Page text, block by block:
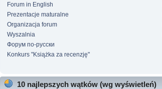
Forum in English
Prezentacje maturalne
Organizacja forum
Wyszalnia
Форум по-русски
Konkurs "Książka za recenzję"
10 najlepszych wątków (wg wyświetleń)